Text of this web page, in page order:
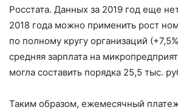
Росстата. Данных за 2019 год еще
2018 года можно применить рост
по полному кругу организаций
средняя зарплата на
могла составить порядка 25,5 тыс.
Таким образом, ежемесячный